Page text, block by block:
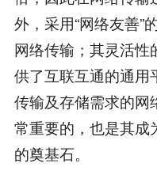
外，采用“网络友善”
网络传输；其灵活性
供了互联互通的通用
传输及存储需求的网
常重要的，也是其成
的奠基石。